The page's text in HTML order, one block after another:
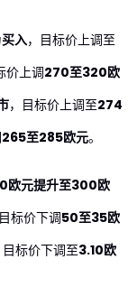
买入，目标价上调至
价上调270至320欧
，目标价上调至274
265至285欧元。
欧元提升至300欧
标价下调50至35欧
目标价下调至3.10欧